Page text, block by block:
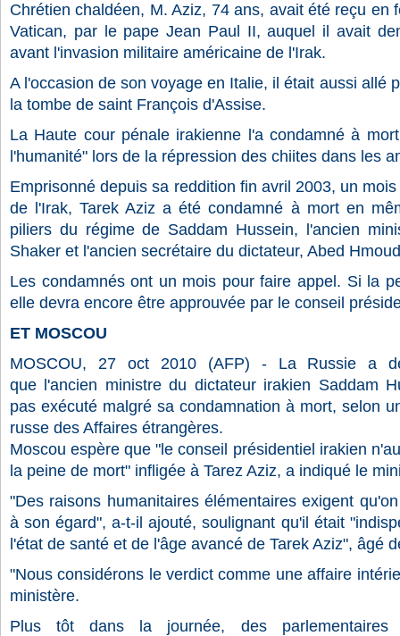
Chrétien chaldéen, M. Aziz, 74 ans, avait été reçu en
Vatican, par le pape Jean Paul II, auquel il avait
avant l'invasion militaire américaine de l'Irak.
A l'occasion de son voyage en Italie, il était aussi allé
la tombe de saint François d'Assise.
La Haute cour pénale irakienne l'a condamné à
l'humanité" lors de la répression des chiites dans les
Emprisonné depuis sa reddition fin avril 2003, un
de l'Irak, Tarek Aziz a été condamné à mort en
piliers du régime de Saddam Hussein, l'ancien
Shaker et l'ancien secrétaire du dictateur, Abed
Les condamnés ont un mois pour faire appel. Si la
elle devra encore être approuvée par le conseil
ET MOSCOU
MOSCOU, 27 oct 2010 (AFP) - La Russie a
que l'ancien ministre du dictateur irakien Saddam
pas exécuté malgré sa condamnation à mort, selon
russe des Affaires étrangères.
Moscou espère que "le conseil présidentiel irakien
la peine de mort" infligée à Tarez Aziz, a indiqué le
"Des raisons humanitaires élémentaires exigent
à son égard", a-t-il ajouté, soulignant qu'il était
l'état de santé et de l'âge avancé de Tarek Aziz", âgé
"Nous considérons le verdict comme une affaire
ministère.
Plus tôt dans la journée, des parlementaires